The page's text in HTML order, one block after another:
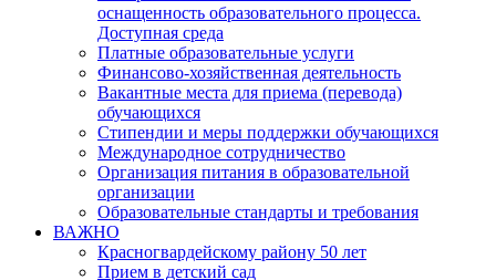
оснащенность образовательного процесса.
Доступная среда
Платные образовательные услуги
Финансово-хозяйственная деятельность
Вакантные места для приема (перевода)
обучающихся
Стипендии и меры поддержки обучающихся
Международное сотрудничество
Организация питания в образовательной
организации
Образовательные стандарты и требования
ВАЖНО
Красногвардейскому району 50 лет
Прием в детский сад